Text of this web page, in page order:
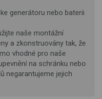
generátoru nebo baterii
naše montážní
a zkonstruovány tak, že
vhodné pro naše
na schránku nebo
negarantujeme jejich